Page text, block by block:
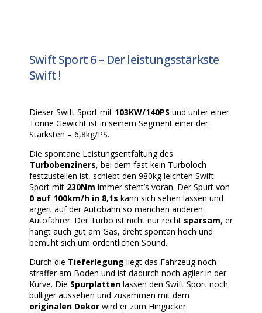
Swift Sport 6 – Der leistungsstärkste
Swift !
Dieser Swift Sport mit 103KW/140PS und unter einer
Tonne Gewicht ist in seinem Segment einer der
Stärksten – 6,8kg/PS.
Die spontane Leistungsentfaltung des
Turbobenziners, bei dem fast kein Turboloch
festzustellen ist, schiebt den 980kg leichten Swift
Sport mit 230Nm immer steht’s voran. Der Spurt von
0 auf 100km/h in 8,1s kann sich sehen lassen und
ärgert auf der Autobahn so manchen anderen
Autofahrer. Der Turbo ist nicht nur recht sparsam, er
hängt auch gut am Gas, dreht spontan hoch und
bemüht sich um ordentlichen Sound.
Durch die Tieferlegung liegt das Fahrzeug noch
straffer am Boden und ist dadurch noch agiler in der
Kurve. Die Spurplatten lassen den Swift Sport noch
bulliger aussehen und zusammen mit dem
originalen Dekor wird er zum Hingucker.